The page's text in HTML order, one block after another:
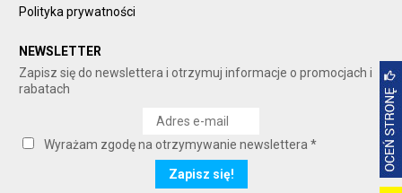
Polityka prywatności
NEWSLETTER
Zapisz się do newslettera i otrzymuj informacje o promocjach i
rabatach
Wyrażam zgodę na otrzymywanie newslettera *